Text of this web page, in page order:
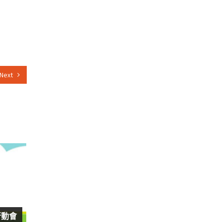
Next
會